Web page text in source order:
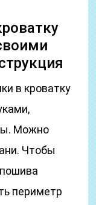
в кроватку
Можно
Чтобы
периметр